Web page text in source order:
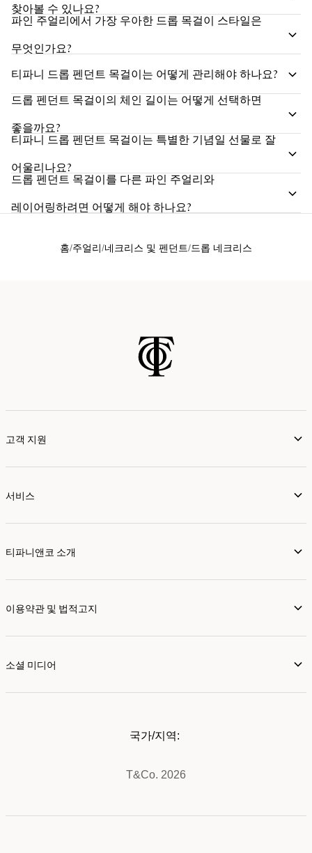
찾아볼 수 있나요?
파인 주얼리에서 가장 우아한 드롭 목걸이 스타일은
무엇인가요?
티파니 드롭 펜던트 목걸이는 어떻게 관리해야 하나요?
드롭 펜던트 목걸이의 체인 길이는 어떻게 선택하면
좋을까요?
티파니 드롭 펜던트 목걸이는 특별한 기념일 선물로 잘
어울리나요?
드롭 펜던트 목걸이를 다른 파인 주얼리와
레이어링하려면 어떻게 해야 하나요?
홈 주얼리 네크리스 및 펜던트 드롭 네크리스
고객 지원
서비스
티파니앤코 소개
이용약관 및 법적고지
소셜 미디어
T&Co. 2026
국가/지역: